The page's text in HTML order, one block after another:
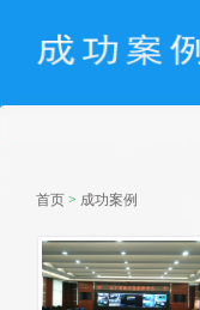
首页 > 成功案例